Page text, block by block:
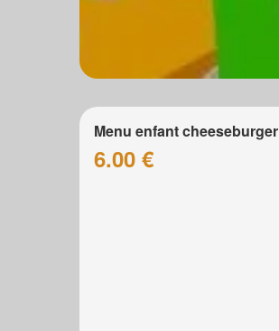
Menu enfant cheeseburger
6.00 €